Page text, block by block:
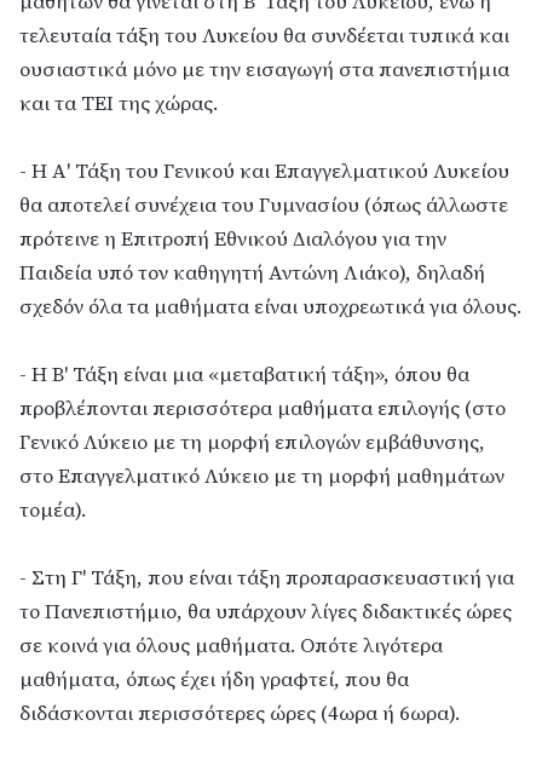
τελευταία τάξη του Λυκείου θα συνδέεται τυπικά και
ουσιαστικά μόνο με την εισαγωγή στα πανεπιστήμια
και τα ΤΕΙ της χώρας.
- Η Α' Τάξη του Γενικού και Επαγγελματικού Λυκείου
θα αποτελεί συνέχεια του Γυμνασίου (όπως άλλωστε
πρότεινε η Επιτροπή Εθνικού Διαλόγου για την
Παιδεία υπό τον καθηγητή Αντώνη Λιάκο), δηλαδή
σχεδόν όλα τα μαθήματα είναι υποχρεωτικά για όλους.
- Η Β' Τάξη είναι μια «μεταβατική τάξη», όπου θα
προβλέπονται περισσότερα μαθήματα επιλογής (στο
Γενικό Λύκειο με τη μορφή επιλογών εμβάθυνσης,
στο Επαγγελματικό Λύκειο με τη μορφή μαθημάτων
τομέα).
- Στη Γ' Τάξη, που είναι τάξη προπαρασκευαστική για
το Πανεπιστήμιο, θα υπάρχουν λίγες διδακτικές ώρες
σε κοινά για όλους μαθήματα. Οπότε λιγότερα
μαθήματα, όπως έχει ήδη γραφτεί, που θα
διδάσκονται περισσότερες ώρες (4ωρα ή 6ωρα).